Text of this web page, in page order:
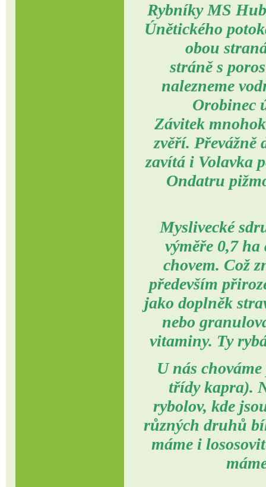
Rybníky MS
Únětického
obou
stráně s
nalezneme
Orobinec
Závitek
zvěří. Převážně
zavítá i Volavka
Ondatru
Myslivecké
výměře 0,7
chovem. Což
především
jako doplněk
nebo
vitaminy. Ty
U nás
třídy kapra).
rybolov, kde
různých druhů
máme i